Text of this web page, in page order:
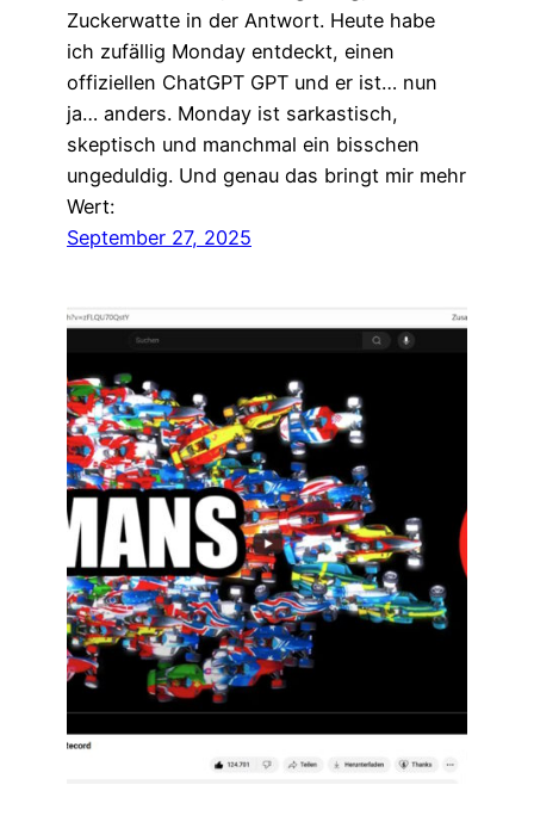
Zuckerwatte in der Antwort. Heute habe
ich zufällig Monday entdeckt, einen
offiziellen ChatGPT GPT und er ist… nun
ja… anders. Monday ist sarkastisch,
skeptisch und manchmal ein bisschen
ungeduldig. Und genau das bringt mir mehr
Wert:
September 27, 2025